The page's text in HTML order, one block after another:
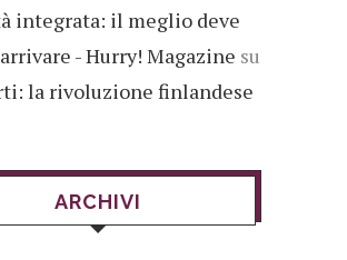
integrata: il meglio deve
- Hurry! Magazine su
la rivoluzione finlandese
ARCHIVI